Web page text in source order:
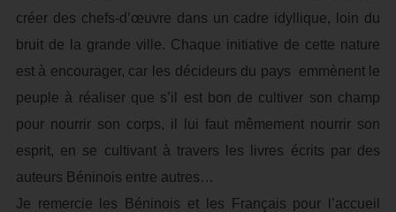
créer des chefs-d’œuvre dans un cadre idyllique, loin du
bruit de la grande ville. Chaque initiative de cette nature
est à encourager, car les décideurs du pays emmènent le
peuple à réaliser que s’il est bon de cultiver son champ
pour nourrir son corps, il lui faut mêmement nourrir son
esprit, en se cultivant à travers les livres écrits par des
auteurs Béninois entre autres…
Je remercie les Béninois et les Français pour l’accueil